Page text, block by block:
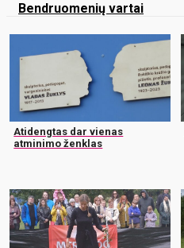
Bendruomenių vartai
Atidengtas dar vienas
atminimo ženklas